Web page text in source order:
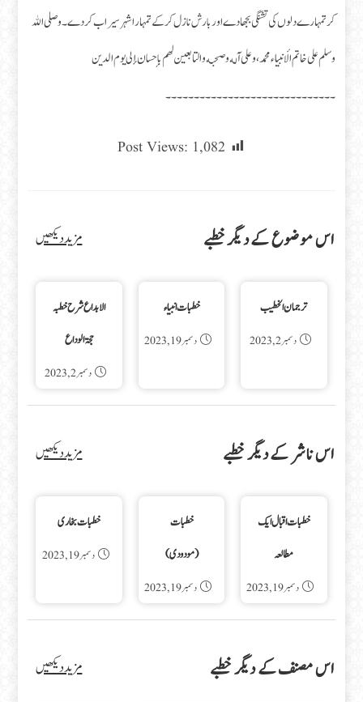
کر تمہارے دلوں کی تشنگی بجھادے اور بارش نازل کر کے تمہارا شہر سیراب کر دے۔ وصلى الله
وسلم على خاتم الأنبياء محمد، وعلى آله وصحبه والتابعين لهم بإحسان إلى يوم الدين
۔۔۔۔۔۔۔۔۔۔۔۔۔۔۔۔۔۔۔۔۔۔۔۔۔۔۔۔۔۔
Post Views: 1,082
اس موضوع کے دیگر خطبے مزید دیکھیں
ترجمان الخطیب
دسمبر 2, 2023
خطبات انبیاء
دسمبر 19, 2023
الابداع شرح خطبہ
حجۃ الوداع
دسمبر 2, 2023
اس ناشر کے دیگر خطبے مزید دیکھیں
خطبات اقبال ایک
مطالعہ
دسمبر 19, 2023
خطبات
(مودودی)
دسمبر 19, 2023
خطبات بخاری
دسمبر 19, 2023
اس مصنف کے دیگر خطبے مزید دیکھیں